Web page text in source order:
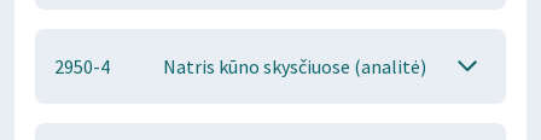
2950-4 Natris kūno skysčiuose (analitė)